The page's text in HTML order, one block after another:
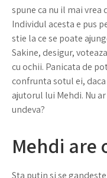
spune ca nu il mai vrea
Individul acesta e pus
stie la ce se poate
Sakine, desigur,
cu ochii. Panicata de
confrunta sotul ei,
ajutorul lui Mehdi. Nu
undeva?
Mehdi are
Sta putin si se